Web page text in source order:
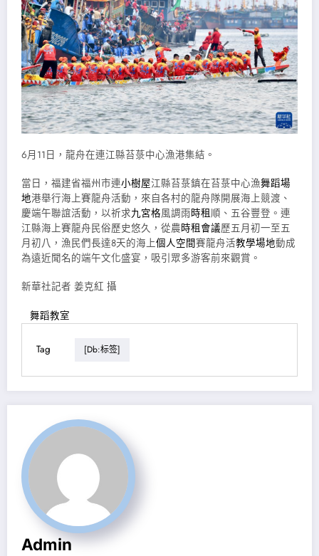
6月11日，龍舟在連江縣苔菉中心漁港集結。
當日，福建省福州市連小樹屋江縣苔菉鎮在苔菉中心漁舞蹈場
地港舉行海上賽龍舟活動，來自各村的龍舟隊開展海上競渡、
慶端午聯誼活動，以祈求九宮格風調雨時租順、五谷豐登。連
江縣海上賽龍舟民俗歷史悠久，從農時租會議歷五月初一至五
月初八，漁民們長達8天的海上個人空間賽龍舟活教學場地動成
為遠近聞名的端午文化盛宴，吸引眾多游客前來觀賞。
新華社記者 姜克紅 攝
舞蹈教室
Tag [db:标签]
Admin